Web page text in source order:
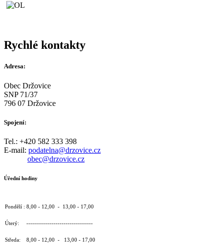
Rychlé kontakty
Adresa:
Obec Držovice
SNP 71/37
796 07 Držovice
Spojení:
Tel.: +420 582 333 398
E-mail: podatelna@drzovice.cz
obec@drzovice.cz
Úřední hodiny
Pondělí : 8,00 - 12,00 - 13,00 - 17,00
Úterý: ----------------------------------
Středa: 8,00 - 12,00 - 13,00 - 17,00